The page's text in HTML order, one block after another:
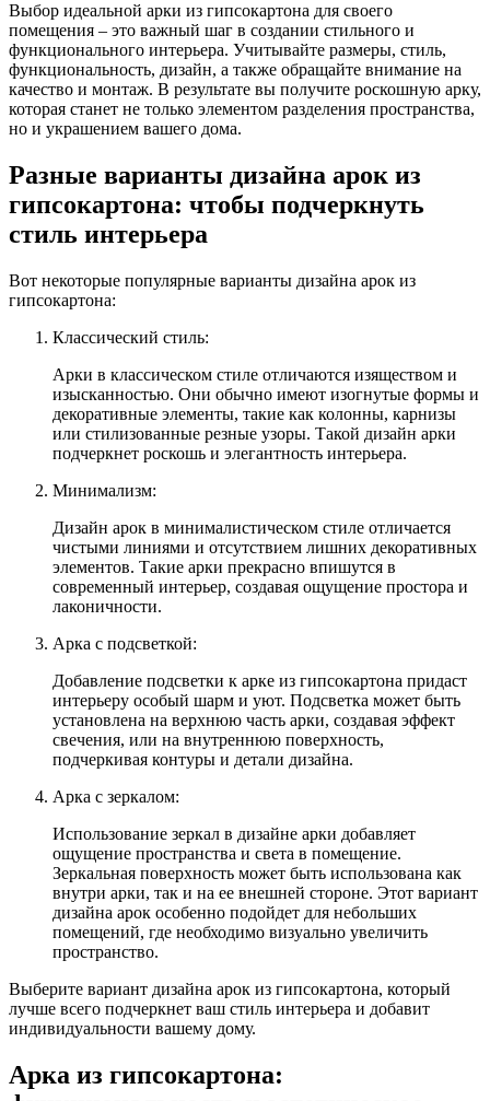
Выбор идеальной арки из гипсокартона для своего
помещения – это важный шаг в создании стильного и
функционального интерьера. Учитывайте размеры, стиль,
функциональность, дизайн, а также обращайте внимание на
качество и монтаж. В результате вы получите роскошную арку,
которая станет не только элементом разделения пространства,
но и украшением вашего дома.
Разные варианты дизайна арок из
гипсокартона: чтобы подчеркнуть
стиль интерьера
Вот некоторые популярные варианты дизайна арок из
гипсокартона:
Классический стиль:
Арки в классическом стиле отличаются изяществом и
изысканностью. Они обычно имеют изогнутые формы и
декоративные элементы, такие как колонны, карнизы
или стилизованные резные узоры. Такой дизайн арки
подчеркнет роскошь и элегантность интерьера.
Минимализм:
Дизайн арок в минималистическом стиле отличается
чистыми линиями и отсутствием лишних декоративных
элементов. Такие арки прекрасно впишутся в
современный интерьер, создавая ощущение простора и
лаконичности.
Арка с подсветкой:
Добавление подсветки к арке из гипсокартона придаст
интерьеру особый шарм и уют. Подсветка может быть
установлена на верхнюю часть арки, создавая эффект
свечения, или на внутреннюю поверхность,
подчеркивая контуры и детали дизайна.
Арка с зеркалом:
Использование зеркал в дизайне арки добавляет
ощущение пространства и света в помещение.
Зеркальная поверхность может быть использована как
внутри арки, так и на ее внешней стороне. Этот вариант
дизайна арок особенно подойдет для небольших
помещений, где необходимо визуально увеличить
пространство.
Выберите вариант дизайна арок из гипсокартона, который
лучше всего подчеркнет ваш стиль интерьера и добавит
индивидуальности вашему дому.
Арка из гипсокартона: